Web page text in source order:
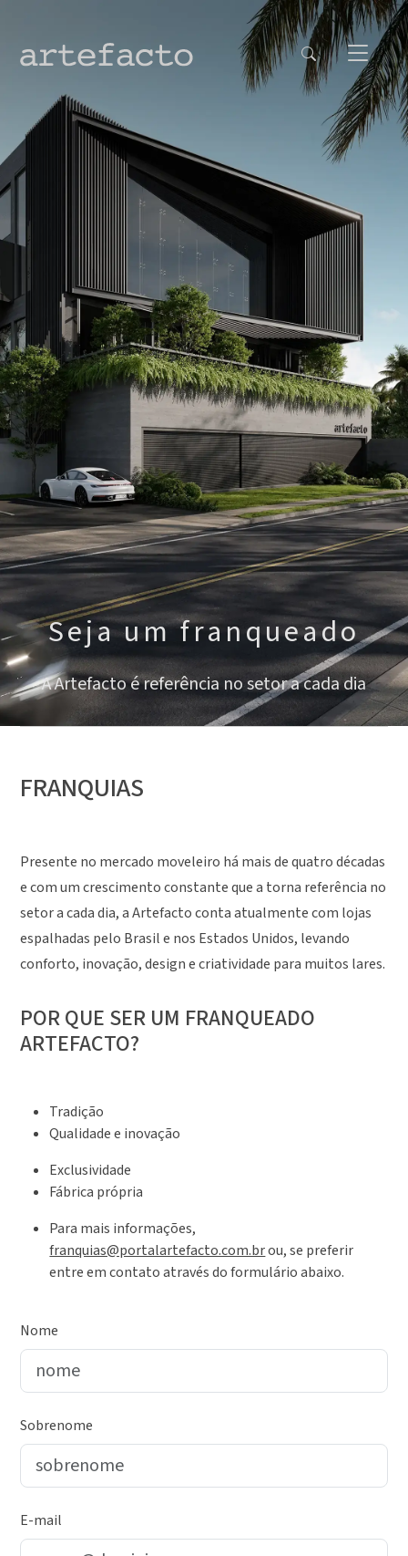
Seja um franqueado
A Artefacto é referência no setor a cada dia
FRANQUIAS
Presente no mercado moveleiro há mais de quatro décadas
e com um crescimento constante que a torna referência no
setor a cada dia, a Artefacto conta atualmente com lojas
espalhadas pelo Brasil e nos Estados Unidos, levando
conforto, inovação, design e criatividade para muitos lares.
POR QUE SER UM FRANQUEADO
ARTEFACTO?
Tradição
Qualidade e inovação
Exclusividade
Fábrica própria
Para mais informações,
franquias@portalartefacto.com.brou, se preferir
entre em contato através do formulário abaixo.
Nome
Sobrenome
E-mail